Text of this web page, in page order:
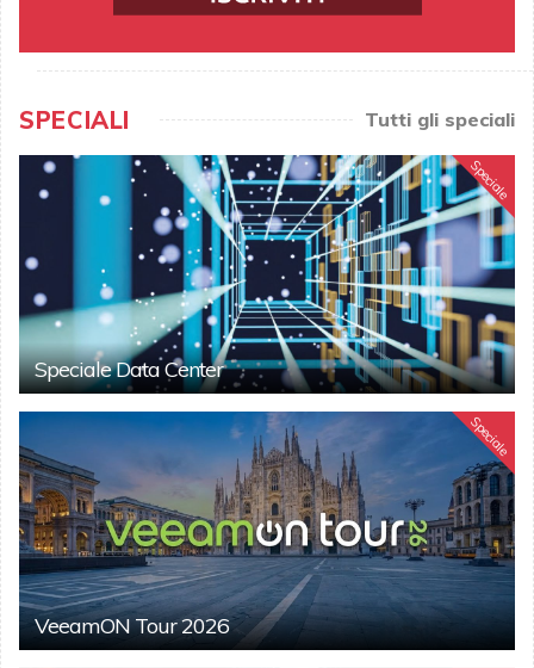
SPECIALI Tutti gli speciali
Speciale
Speciale Data Center
Speciale
VeeamON Tour 2026